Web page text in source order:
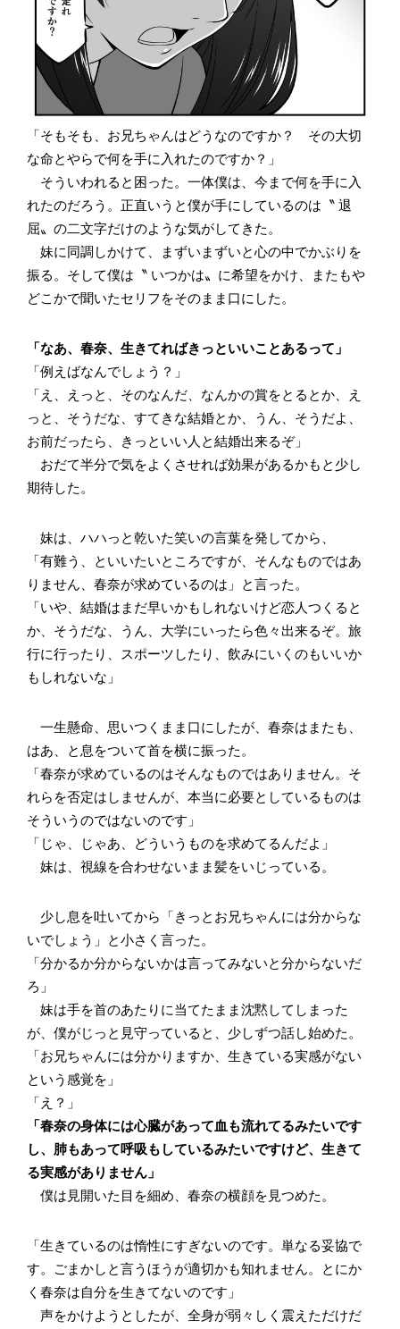
「そもそも、お兄ちゃんはどうなのですか？ その大切
な命とやらで何を手に入れたのですか？」
そういわれると困った。一体僕は、今まで何を手に入
れたのだろう。正直いうと僕が手にしているのは〝 退
屈〟の二文字だけのような気がしてきた。
妹に同調しかけて、まずいまずいと心の中でかぶりを
振る。そして僕は〝 いつかは〟に希望をかけ、またもや
どこかで聞いたセリフをそのまま口にした。
「なあ、春奈、生きてればきっといいことあるって」
「例えばなんでしょう？」
「え、えっと、そのなんだ、なんかの賞をとるとか、え
っと、そうだな、すてきな結婚とか、うん、そうだよ、
お前だったら、きっといい人と結婚出来るぞ」
おだて半分で気をよくさせれば効果があるかもと少し
期待した。
妹は、ハハっと乾いた笑いの言葉を発してから、
「有難う、といいたいところですが、そんなものではあ
りません、春奈が求めているのは」と言った。
「いや、結婚はまだ早いかもしれないけど恋人つくると
か、そうだな、うん、大学にいったら色々出来るぞ。旅
行に行ったり、スポーツしたり、飲みにいくのもいいか
もしれないな」
一生懸命、思いつくまま口にしたが、春奈はまたも、
はあ、と息をついて首を横に振った。
「春奈が求めているのはそんなものではありません。そ
れらを否定はしませんが、本当に必要としているものは
そういうのではないのです」
「じゃ、じゃあ、どういうものを求めてるんだよ」
妹は、視線を合わせないまま髪をいじっている。
少し息を吐いてから「きっとお兄ちゃんには分からな
いでしょう」と小さく言った。
「分かるか分からないかは言ってみないと分からないだ
ろ」
妹は手を首のあたりに当てたまま沈黙してしまった
が、僕がじっと見守っていると、少しずつ話し始めた。
「お兄ちゃんには分かりますか、生きている実感がない
という感覚を」
「え？」
「春奈の身体には心臓があって血も流れてるみたいです
し、肺もあって呼吸もしているみたいですけど、生きて
る実感がありません」
僕は見開いた目を細め、春奈の横顔を見つめた。
「生きているのは惰性にすぎないのです。単なる妥協で
す。ごまかしと言うほうが適切かも知れません。とにか
く春奈は自分を生きてないのです」
声をかけようとしたが、全身が弱々しく震えただけだ